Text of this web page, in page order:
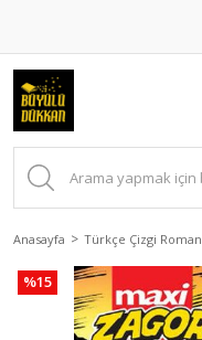
Anasayfa Türkçe Çizgi Roman
%15